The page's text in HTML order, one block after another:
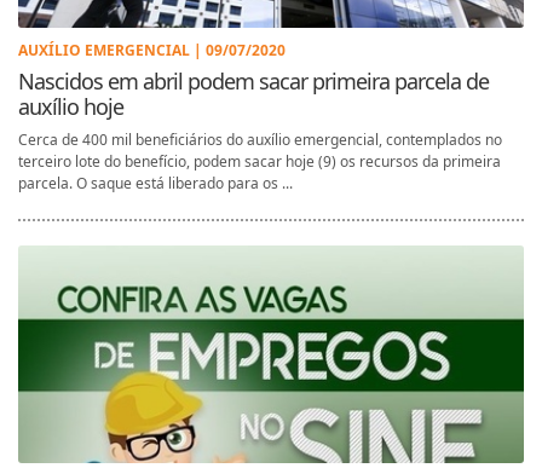
AUXÍLIO EMERGENCIAL | 09/07/2020
Nascidos em abril podem sacar primeira parcela de
auxílio hoje
Cerca de 400 mil beneficiários do auxílio emergencial, contemplados no
terceiro lote do benefício, podem sacar hoje (9) os recursos da primeira
parcela. O saque está liberado para os ...